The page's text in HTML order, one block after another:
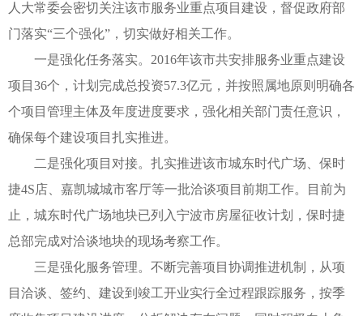
人大常委会密切关注该市服务业重点项目建设，督促政府部
门落实“三个强化”，切实做好相关工作。
一是强化任务落实。2016年该市共安排服务业重点建设
项目36个，计划完成总投资57.3亿元，并按照属地原则明确各
个项目管理主体及年度进度要求，强化相关部门责任意识，
确保每个建设项目扎实推进。
二是强化项目对接。扎实推进该市城东时代广场、保时
捷4S店、嘉凯城城市客厅等一批洽谈项目前期工作。目前为
止，城东时代广场地块已列入宁波市房屋征收计划，保时捷
总部完成对洽谈地块的现场考察工作。
三是强化服务管理。不断完善项目协调推进机制，从项
目洽谈、签约、建设到竣工开业实行全过程跟踪服务，按季